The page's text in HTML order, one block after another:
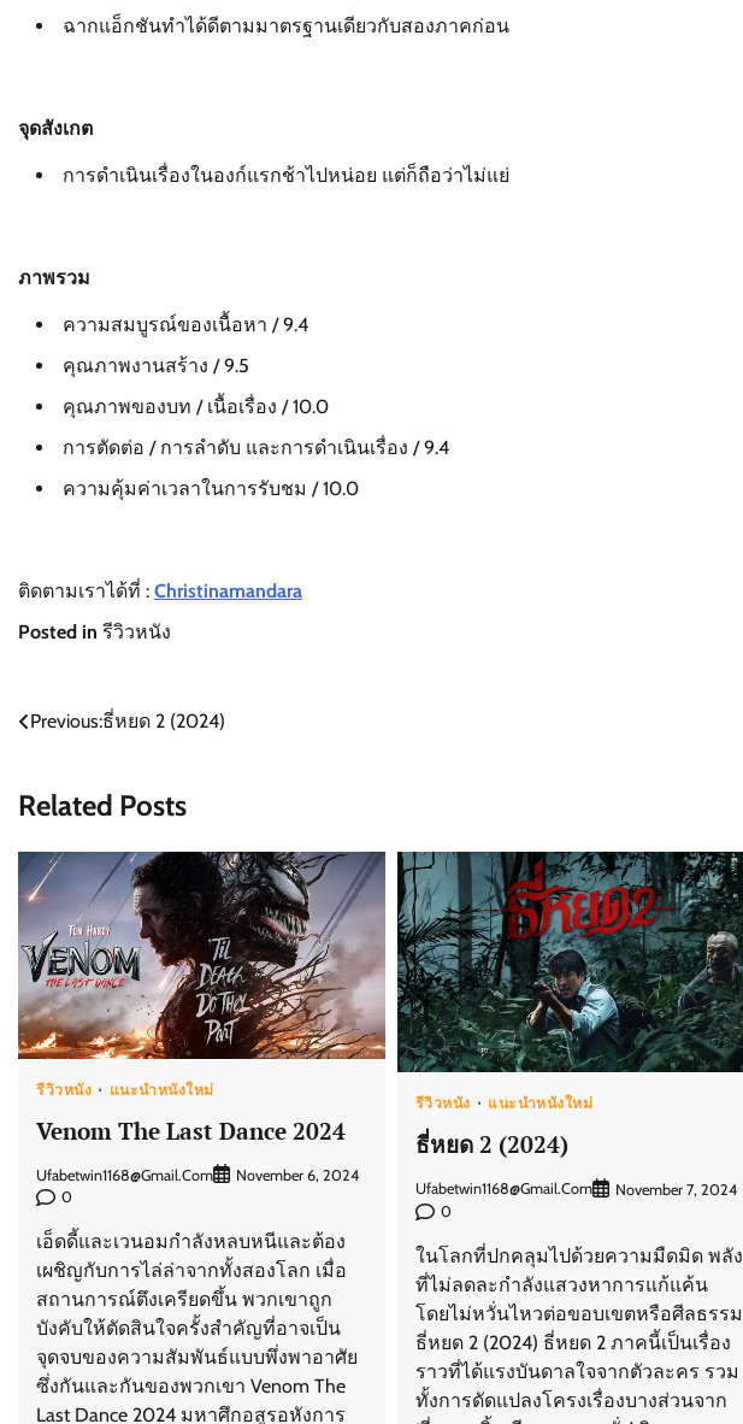
ฉากแอ็กชันทำได้ดีตามมาตรฐานเดียวกับสองภาคก่อน
จุดสังเกต
การดำเนินเรื่องในองก์แรกช้าไปหน่อย แต่ก็ถือว่าไม่แย่
ภาพรวม
ความสมบูรณ์ของเนื้อหา / 9.4
คุณภาพงานสร้าง / 9.5
คุณภาพของบท / เนื้อเรื่อง / 10.0
การตัดต่อ / การลำดับ และการดำเนินเรื่อง / 9.4
ความคุ้มค่าเวลาในการรับชม / 10.0
ติดตามเราได้ที่ : Christinamandara
Posted in รีวิวหนัง
Post
Previous:ธี่หยด 2 (2024)
Related Posts
รีวิวหนัง แนะนำหนังใหม่
Venom The Last Dance 2024
Ufabetwin1168@gmail.com
November 6, 2024
0
เอ็ดดี้และเวนอมกำลังหลบหนีและต้อง
เผชิญกับการไล่ล่าจากทั้งสองโลก เมื่อ
สถานการณ์ตึงเครียดขึ้น พวกเขาถูก
บังคับให้ตัดสินใจครั้งสำคัญที่อาจเป็น
จุดจบของความสัมพันธ์แบบพึ่งพาอาศัย
ซึ่งกันและกันของพวกเขา Venom The
Last Dance 2024 มหาศึกอสูรอหังการ
รีวิวหนัง แนะนำหนังใหม่
ธี่หยด 2 (2024)
Ufabetwin1168@gmail.com
November 7, 2024
0
ในโลกที่ปกคลุมไปด้วยความมืดมิด พลัง
ที่ไม่ลดละกำลังแสวงหาการแก้แค้น
โดยไม่หวั่นไหวต่อขอบเขตหรือศีลธรรม
ธี่หยด 2 (2024) ธี่หยด 2 ภาคนี้เป็นเรื่อง
ราวที่ได้แรงบันดาลใจจากตัวละคร รวม
ทั้งการดัดแปลงโครงเรื่องบางส่วนจาก